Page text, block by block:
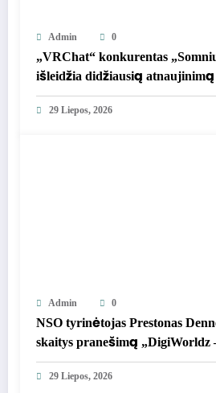
Admin 0
„VRChat“ konkurentas
išleidžia didžiausią
sugrįžimą į „Steam“
29 Liepos, 2026
Admin 0
NSO tyrinėtojas Prestonas
skaitys pranešimą „DigiWorldz
Business“.
29 Liepos, 2026